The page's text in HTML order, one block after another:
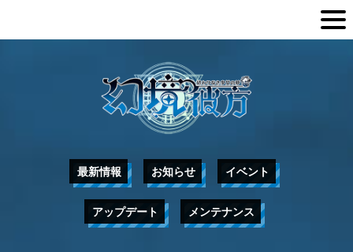
最新情報 お知らせ イベント
アップデート メンテナンス